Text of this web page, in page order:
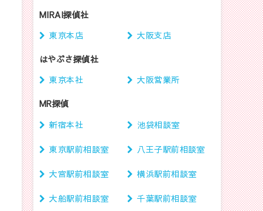
MIRAI探偵社
東京本店
大阪支店
はやぶさ探偵社
東京本社
大阪営業所
MR探偵
新宿本社
池袋相談室
東京駅前相談室 八王子駅前相談室
大宮駅前相談室 横浜駅前相談室
大船駅前相談室 千葉駅前相談室